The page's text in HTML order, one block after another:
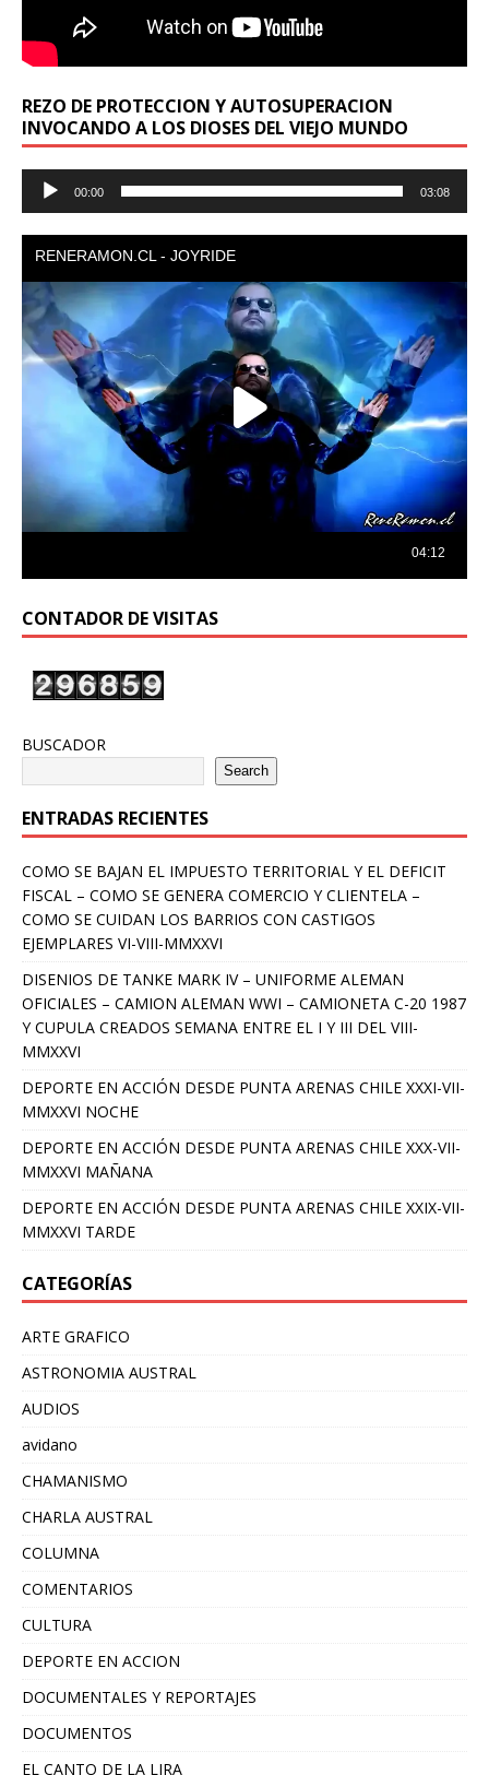
REZO DE PROTECCION Y AUTOSUPERACION
INVOCANDO A LOS DIOSES DEL VIEJO MUNDO
Reproductor
00:00 03:08
CONTADOR DE VISITAS
BUSCADOR
Search
ENTRADAS RECIENTES
COMO SE BAJAN EL IMPUESTO TERRITORIAL Y EL DEFICIT
FISCAL – COMO SE GENERA COMERCIO Y CLIENTELA –
COMO SE CUIDAN LOS BARRIOS CON CASTIGOS
EJEMPLARES VI-VIII-MMXXVI
DISENIOS DE TANKE MARK IV – UNIFORME ALEMAN
OFICIALES – CAMION ALEMAN WWI – CAMIONETA C-20 1987
Y CUPULA CREADOS SEMANA ENTRE EL I Y III DEL VIII-
MMXXVI
DEPORTE EN ACCIÓN DESDE PUNTA ARENAS CHILE XXXI-VII-
MMXXVI NOCHE
DEPORTE EN ACCIÓN DESDE PUNTA ARENAS CHILE XXX-VII-
MMXXVI MAÑANA
DEPORTE EN ACCIÓN DESDE PUNTA ARENAS CHILE XXIX-VII-
MMXXVI TARDE
CATEGORÍAS
ARTE GRAFICO
ASTRONOMIA AUSTRAL
AUDIOS
avidano
CHAMANISMO
CHARLA AUSTRAL
COLUMNA
COMENTARIOS
CULTURA
DEPORTE EN ACCION
DOCUMENTALES Y REPORTAJES
DOCUMENTOS
EL CANTO DE LA LIRA